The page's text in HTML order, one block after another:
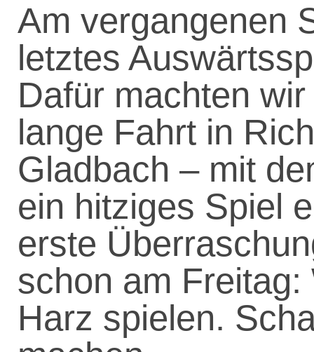
Am vergangenen
letztes
Dafür machten
lange Fahrt in
Gladbach – mit
ein hitziges Spiel
erste
schon am
Harz spielen.